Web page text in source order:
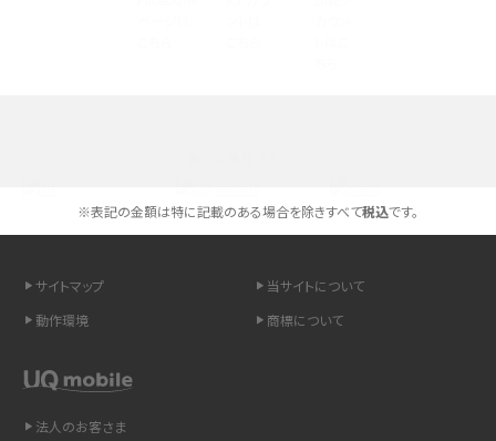
高校生にスマホ制限は必要？所持率やメリット・デメリットを詳しく紹介
スマホのネット通信速度が遅い原因は？すぐできる対処法や見直すポイントを解
を解説
LINEの引き継ぎ方法は？対象データや事前準備・条件・注意点などを解説
※表記の金額は特に記載のある場合を除きすべて税込です。
サイトマップ
当サイトについて
動作環境
商標について
法人のお客さま